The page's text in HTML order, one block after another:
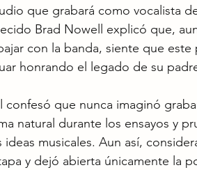
que grabará como vocalista
Brad Nowell explicó que,
con la banda, siente que
honrando el legado de su
confesó que nunca imaginó
natural durante los ensayos y
ideas musicales. Aun así,
y dejó abierta únicamente la